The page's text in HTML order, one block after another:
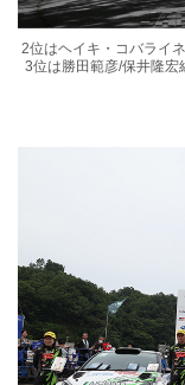
2位はヘイキ・コバライ
3位は勝田範彦/保井隆宏